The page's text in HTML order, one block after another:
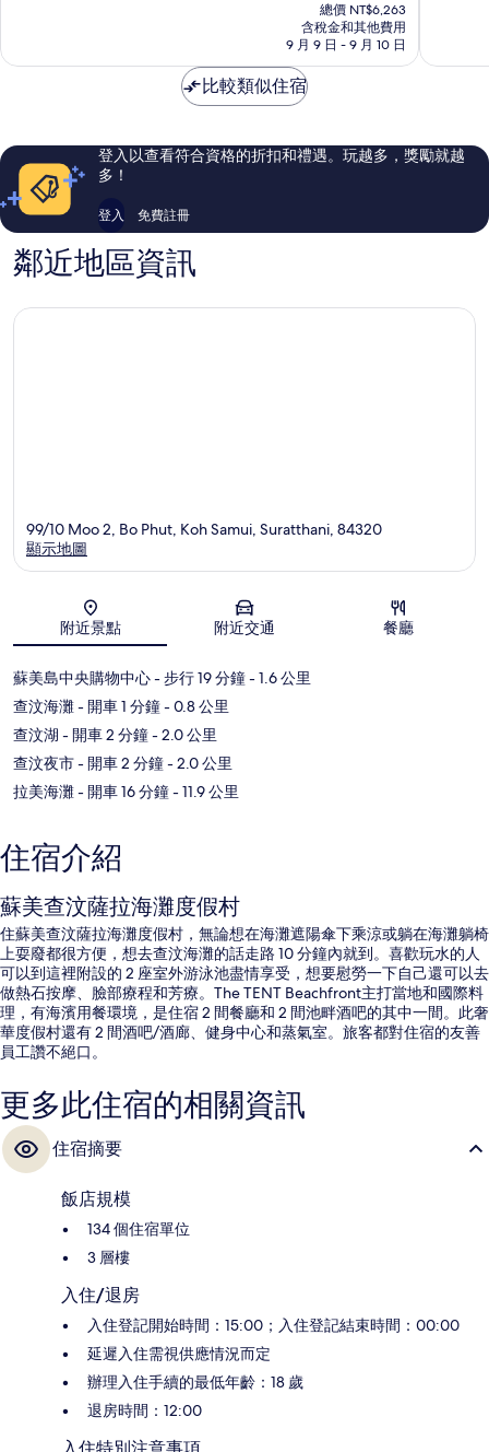
下
Samui
棒
評
論
價
格
為
總價 NT$6,263
含稅金和其他費用
9 月 9 日 - 9 月 10 日
中
極
評
論
比較類似住宿
登入以查看符合資格的折扣和禮遇。玩越多，獎勵就越
多！
登入 免費註冊
鄰近地區資訊
地圖
99/10 Moo 2, Bo Phut, Koh Samui, Suratthani, 84320
顯示地圖
附近景點 附近交通 餐廳
蘇美島中央購物中心- 步行 19 分鐘- 1.6 公里
查汶海灘- 開車 1 分鐘- 0.8 公里
查汶湖 - 開車 2 分鐘- 2.0 公里
查汶夜市- 開車 2 分鐘- 2.0 公里
拉美海灘- 開車 16 分鐘- 11.9 公里
住宿介紹
蘇美查汶薩拉海灘度假村
住蘇美查汶薩拉海灘度假村，無論想在海灘遮陽傘下乘涼或躺在海灘躺椅
上耍廢都很方便，想去查汶海灘的話走路 10 分鐘內就到。喜歡玩水的人
可以到這裡附設的 2 座室外游泳池盡情享受，想要慰勞一下自己還可以去
做熱石按摩、臉部療程和芳療。The TENT Beachfront主打當地和國際料
理，有海濱用餐環境，是住宿 2 間餐廳和 2 間池畔酒吧的其中一間。此奢
華度假村還有 2 間酒吧/酒廊、健身中心和蒸氣室。旅客都對住宿的友善
員工讚不絕口。
更多此住宿的相關資訊
住宿摘要
飯店規模
134 個住宿單位
3 層樓
入住/退房
入住登記開始時間：15:00；入住登記結束時間：00:00
延遲入住需視供應情況而定
辦理入住手續的最低年齡：18 歲
退房時間：12:00